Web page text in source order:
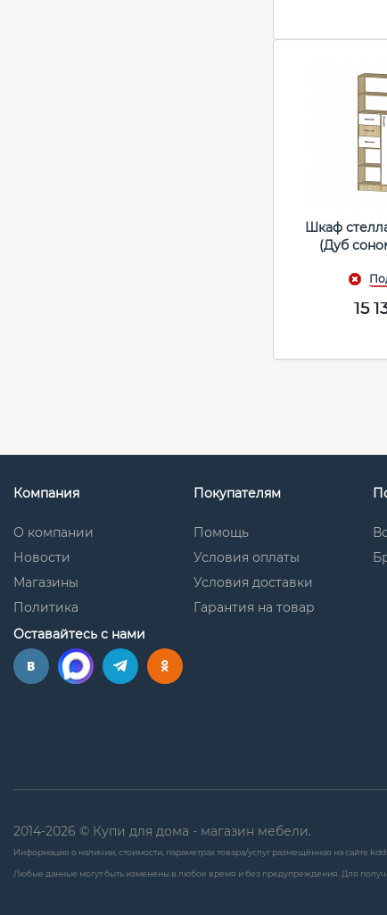
Шкаф
(Дуб
15
Компания
О компании
Новости
Магазины
Политика
Покупателям
Помощь
Условия оплаты
Условия доставки
Гарантия на товар
Оставайтесь с нами
2014-2026 © Купи для дома - магазин мебели.
Информация о наличии, стоимости, параметрах товара/услуг размещённая на сайте
Любые данные могут быть изменены в любое время и без предупреждения. Для